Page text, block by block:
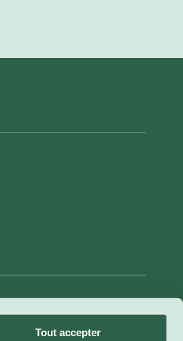
Tout accepter